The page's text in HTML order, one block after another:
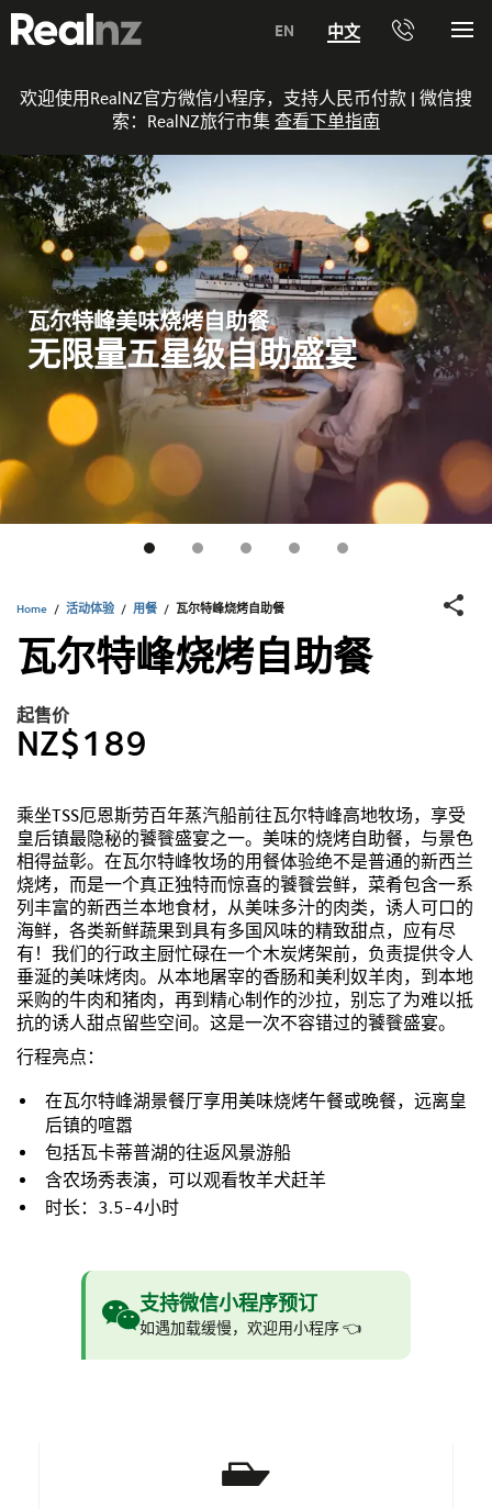
RealNZ EN 中文
电
0800 656501 新西兰境内免费电话
电话 +64 3 249 6000
Media +64 21 523899
Trade +64 3 4427509
i-Site +64 3 2190056
欢迎使用RealNZ官方微信小程序，支持人民币付款 | 微信搜
索： RealNZ旅行市集 查看下单指南
瓦尔特峰美味烧烤自助餐
无限量五星级自助盛宴
Home / 活动体验 / 用餐 / 瓦尔特峰烧烤自助餐
瓦尔特峰烧烤自助餐
起售价
NZ$189
乘坐TSS厄恩斯劳百年蒸汽船前往瓦尔特峰高地牧场，享受
皇后镇最隐秘的饕餮盛宴之一。美味的烧烤自助餐，与景色
相得益彰。在瓦尔特峰牧场的用餐体验绝不是普通的新西兰
烧烤，而是一个真正独特而惊喜的饕餮尝鲜，菜肴包含一系
列丰富的新西兰本地食材，从美味多汁的肉类，诱人可口的
海鲜，各类新鲜蔬果到具有多国风味的精致甜点，应有尽
有！我们的行政主厨忙碌在一个木炭烤架前，负责提供令人
垂涎的美味烤肉。从本地屠宰的香肠和美利奴羊肉，到本地
采购的牛肉和猪肉，再到精心制作的沙拉，别忘了为难以抵
抗的诱人甜点留些空间。这是一次不容错过的饕餮盛宴。
行程亮点：
在瓦尔特峰湖景餐厅享用美味烧烤午餐或晚餐，远离皇
后镇的喧嚣
包括瓦卡蒂普湖的往返风景游船
含农场秀表演，可以观看牧羊犬赶羊
时长：3.5-4小时
支持微信小程序预订
如遇加载缓慢，欢迎用小程序 👈